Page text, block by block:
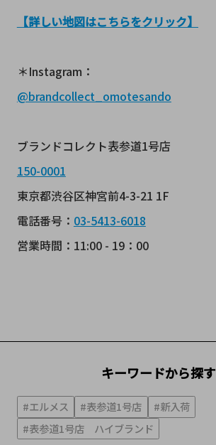
【詳しい地図はこちらをクリック】
＊Instagram：
@brandcollect_omotesando
ブランドコレクト表参道1号店
150-0001
東京都渋谷区神宮前4-3-21 1F
電話番号： 03-5413-6018
営業時間：11:00 - 19：00
キーワードから探す
#エルメス #表参道1号店
#新入荷
#表参道1号店 ハイブランド